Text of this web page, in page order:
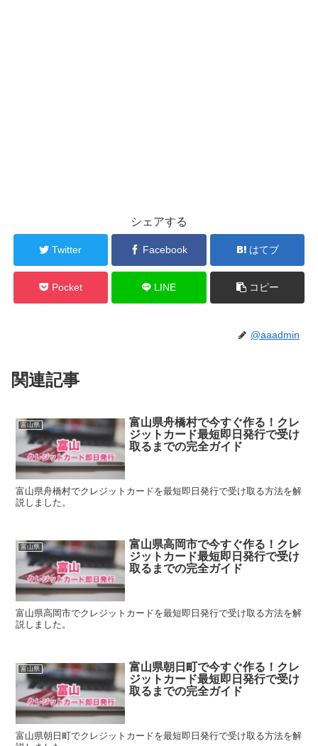
シェアする
Twitter Facebook はてブ
Pocket LINE コピー
@aaadmin
関連記事
富山県
富山県舟橋村で今すぐ作る！クレ
ジットカード最短即日発行で受け
取るまでの完全ガイド
富山県舟橋村でクレジットカードを最短即日発行で受け取る方法を解
説しました。
富山県
富山県高岡市で今すぐ作る！クレ
ジットカード最短即日発行で受け
取るまでの完全ガイド
富山県高岡市でクレジットカードを最短即日発行で受け取る方法を解
説しました。
富山県
富山県朝日町で今すぐ作る！クレ
ジットカード最短即日発行で受け
取るまでの完全ガイド
富山県朝日町でクレジットカードを最短即日発行で受け取る方法を解